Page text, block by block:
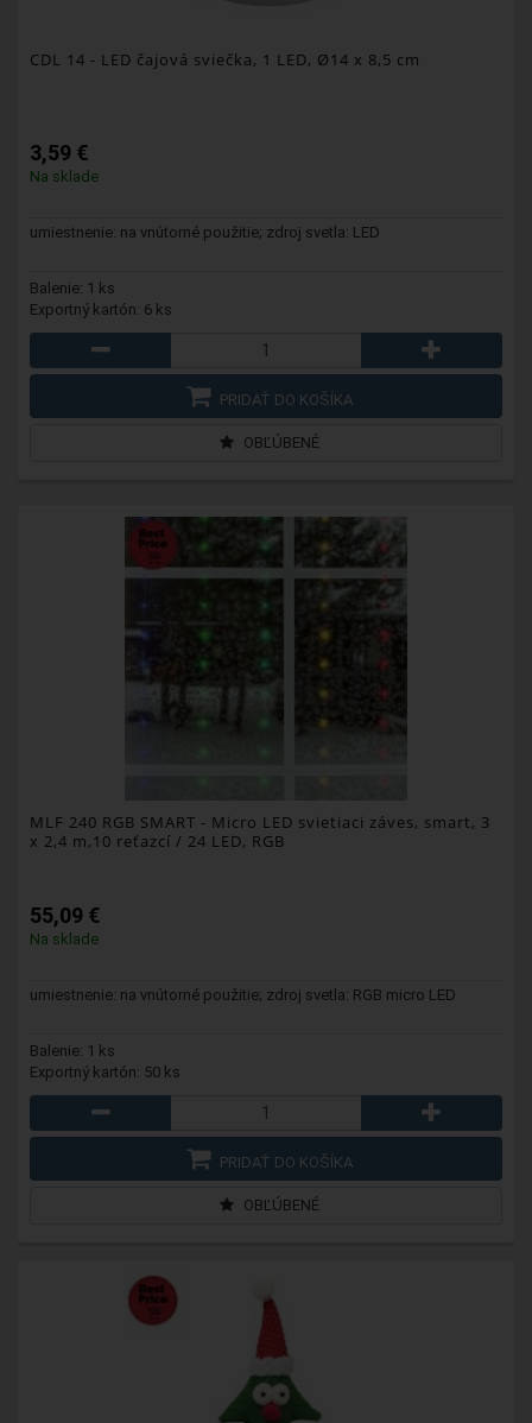
CDL 14 - LED čajová sviečka, 1 LED, Ø14 x 8,5 cm
3,59 €
Na sklade
umiestnenie: na vnútorné použitie; zdroj svetla: LED
Balenie: 1 ks
Exportný kartón: 6 ks
PRIDAŤ DO KOŠÍKA
OBĽÚBENÉ
MLF 240 RGB SMART - Micro LED svietiaci záves, smart, 3
x 2,4 m,10 reťazcí / 24 LED, RGB
55,09 €
Na sklade
umiestnenie: na vnútorné použitie; zdroj svetla: RGB micro LED
Balenie: 1 ks
Exportný kartón: 50 ks
PRIDAŤ DO KOŠÍKA
OBĽÚBENÉ